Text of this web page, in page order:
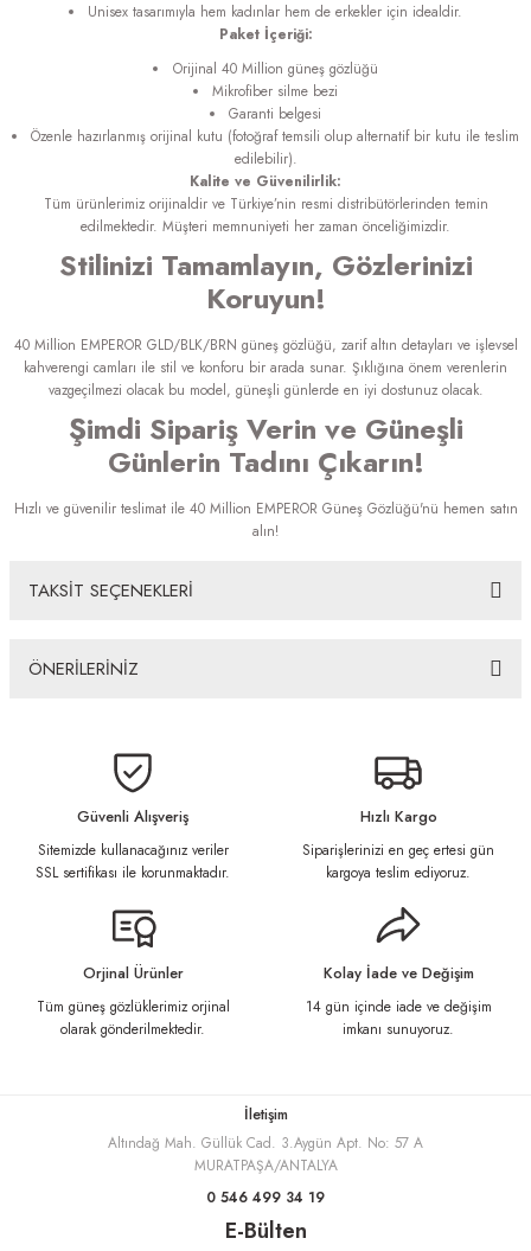
Unisex tasarımıyla hem kadınlar hem de erkekler için idealdir.
Paket İçeriği:
Orijinal 40 Million güneş gözlüğü
Mikrofiber silme bezi
Garanti belgesi
Özenle hazırlanmış orijinal kutu (fotoğraf temsili olup alternatif bir kutu ile teslim
edilebilir).
Kalite ve Güvenilirlik:
Tüm ürünlerimiz orijinaldir ve Türkiye’nin resmi distribütörlerinden temin
edilmektedir. Müşteri memnuniyeti her zaman önceliğimizdir.
Stilinizi Tamamlayın, Gözlerinizi
Koruyun!
40 Million EMPEROR GLD/BLK/BRN güneş gözlüğü, zarif altın detayları ve işlevsel
kahverengi camları ile stil ve konforu bir arada sunar. Şıklığına önem verenlerin
vazgeçilmezi olacak bu model, güneşli günlerde en iyi dostunuz olacak.
Şimdi Sipariş Verin ve Güneşli
Günlerin Tadını Çıkarın!
Hızlı ve güvenilir teslimat ile 40 Million EMPEROR Güneş Gözlüğü'nü hemen satın
alın!
TAKSİT SEÇENEKLERİ
ÖNERİLERİNİZ
yetersiz gördüğünüz noktaları öneri formunu kullanarak tarafımıza
Görüş ve önerileriniz için teşekkür ederiz.
Ürün resmi kalitesiz, bozuk veya görüntülenemiyor.
Ürün bilgilerinde hatalar bulunuyor.
Gönder
Güvenli Alışveriş
Sitemizde kullanacağınız veriler
SSL sertifikası ile korunmaktadır.
Hızlı Kargo
Siparişlerinizi en geç ertesi gün
kargoya teslim ediyoruz.
Orjinal Ürünler
Tüm güneş gözlüklerimiz orjinal
olarak gönderilmektedir.
Kolay İade ve Değişim
14 gün içinde iade ve değişim
imkanı sunuyoruz.
İletişim
Altındağ Mah. Güllük Cad. 3.Aygün Apt. No: 57 A
MURATPAŞA/ANTALYA
0 546 499 34 19
E-Bülten